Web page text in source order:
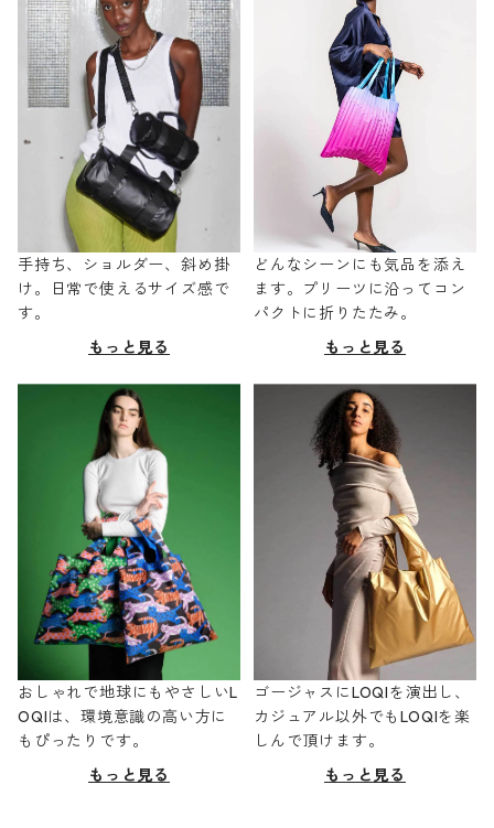
手持ち、ショルダー、斜め掛
け。日常で使えるサイズ感で
す。
もっと見る
どんなシーンにも気品を添え
ます。プリーツに沿ってコン
パクトに折りたたみ。
もっと見る
おしゃれで地球にもやさしいL
OQIは、環境意識の高い方に
もぴったりです。
もっと見る
ゴージャスにLOQIを演出し、
カジュアル以外でもLOQIを楽
しんで頂けます。
もっと見る